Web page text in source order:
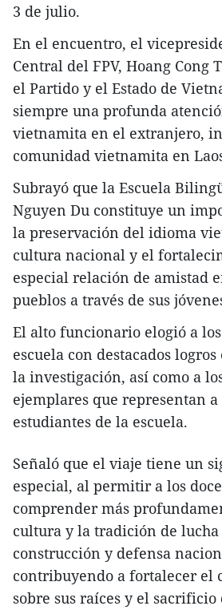
3 de julio.
En el encuentro, el
Central del FPV, Hoang Cong
el Partido y el Estado de
siempre una profunda
vietnamita en el extranjero,
comunidad vietnamita en
Subrayó que la Escuela
Nguyen Du constituye un
la preservación del idioma
cultura nacional y el
especial relación de amistad
pueblos a través de sus
El alto funcionario elogió a
escuela con destacados
la investigación, así como a
ejemplares que representan
estudiantes de la escuela.
Señaló que el viaje tiene un
especial, al permitir a los
comprender más
cultura y la tradición de
construcción y defensa
contribuyendo a fortalecer el
sobre sus raíces y el sacrificio